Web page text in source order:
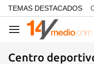
common.go-to-content
TEMAS DESTACADOS
Navegación
Centro